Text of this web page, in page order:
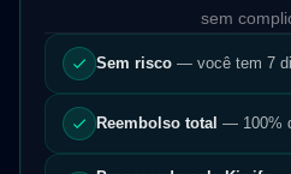
sem
Sem risco — você tem 7
Reembolso total — 100%